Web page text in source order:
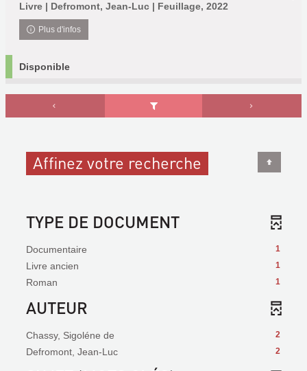
Livre | Defromont, Jean-Luc | Feuillage, 2022
Plus d'infos
Disponible
Affinez votre recherche
TYPE DE DOCUMENT
1
Documentaire
1
Livre ancien
1
Roman
AUTEUR
2
Chassy, Sigoléne de
2
Defromont, Jean-Luc